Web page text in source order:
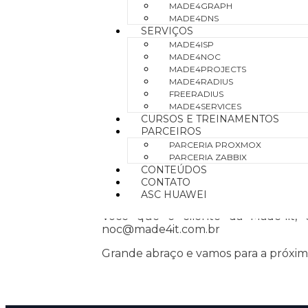
MADE4GRAPH
MADE4DNS
SERVIÇOS
MADE4ISP
MADE4NOC
MADE4PROJECTS
MADE4RADIUS
FREERADIUS
MADE4SERVICES
CURSOS E TREINAMENTOS
PARCEIROS
PARCERIA PROXMOX
PARCERIA ZABBIX
CONTEÚDOS
CONTATO
ASC HUAWEI
Um dos participantes do ATMv4 do
dos provedores do Brasil escolha o
E qual solução de contorno?
Não aceitar os anúncios vindos do
estendida 26162:265436 e não
Para resolução em definitivo, temos
Você que é cliente da
noc@made4it.com.br
Grande abraço e vamos para a